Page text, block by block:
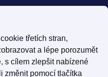
údajů
třetích stran,
a lépe porozumět
s cílem zlepšit nabízené
změnit pomocí tlačítka